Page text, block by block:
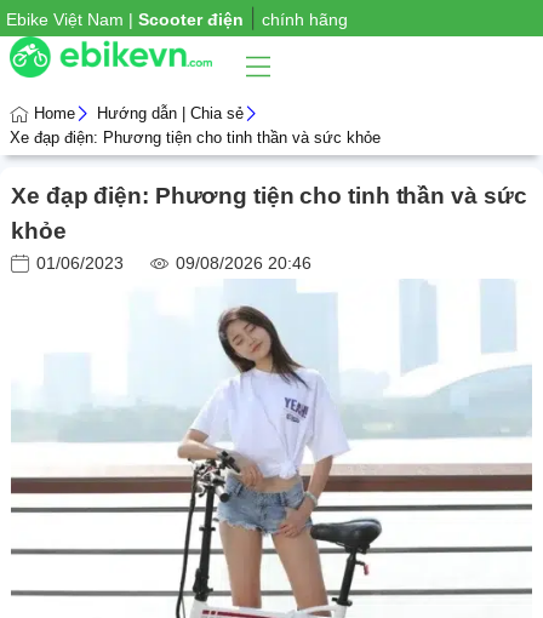
Ebike Việt Nam | Xe đạp| chính hãng
Home
Hướng dẫn | Chia sẻ
Xe đạp điện: Phương tiện cho tinh thần và sức khỏe
Xe đạp điện: Phương tiện cho tinh thần và sức
khỏe
01/06/2023 09/08/2026 20:46